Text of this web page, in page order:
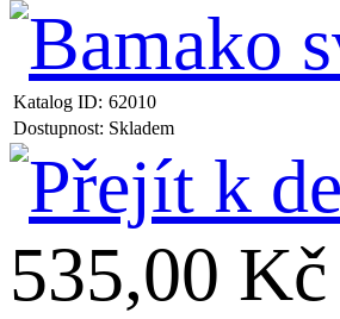
Katalog ID: 62010
Dostupnost: Skladem
535,00